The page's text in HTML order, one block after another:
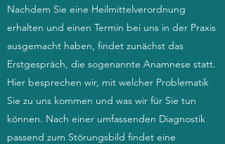
Nachdem Sie eine Heilmittelverordnung
erhalten und einen Termin bei uns in der Praxis
ausgemacht haben, findet zunächst das
Erstgespräch, die sogenannte Anamnese statt.
Hier besprechen wir, mit welcher Problematik
Sie zu uns kommen und was wir für Sie tun
können. Nach einer umfassenden Diagnostik
passend zum Störungsbild findet eine